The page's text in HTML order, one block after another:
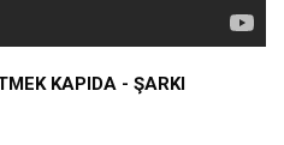
KAPIDA - ŞARKI